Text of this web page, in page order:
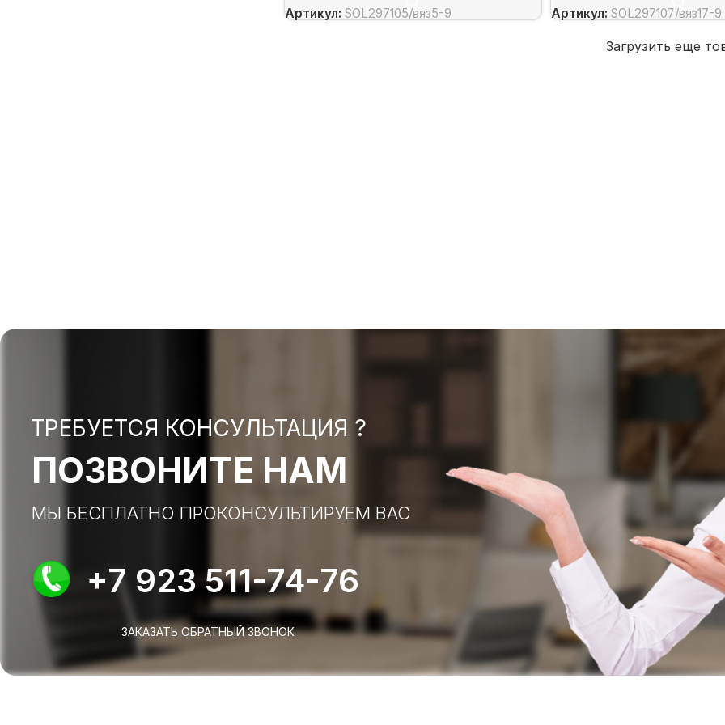
Артикул: SOL297105/вяз5-9 Артикул:SOL297107/вяз17-9
Загрузить еще
ТРЕБУЕТСЯ КОНСУЛЬТАЦИЯ ?
ПОЗВОНИТЕ НАМ
МЫ БЕСПЛАТНО ПРОКОНСУЛЬТИРУЕМ ВАС
+7 923 511-74-76
ЗАКАЗАТЬ ОБРАТНЫЙ ЗВОНОК